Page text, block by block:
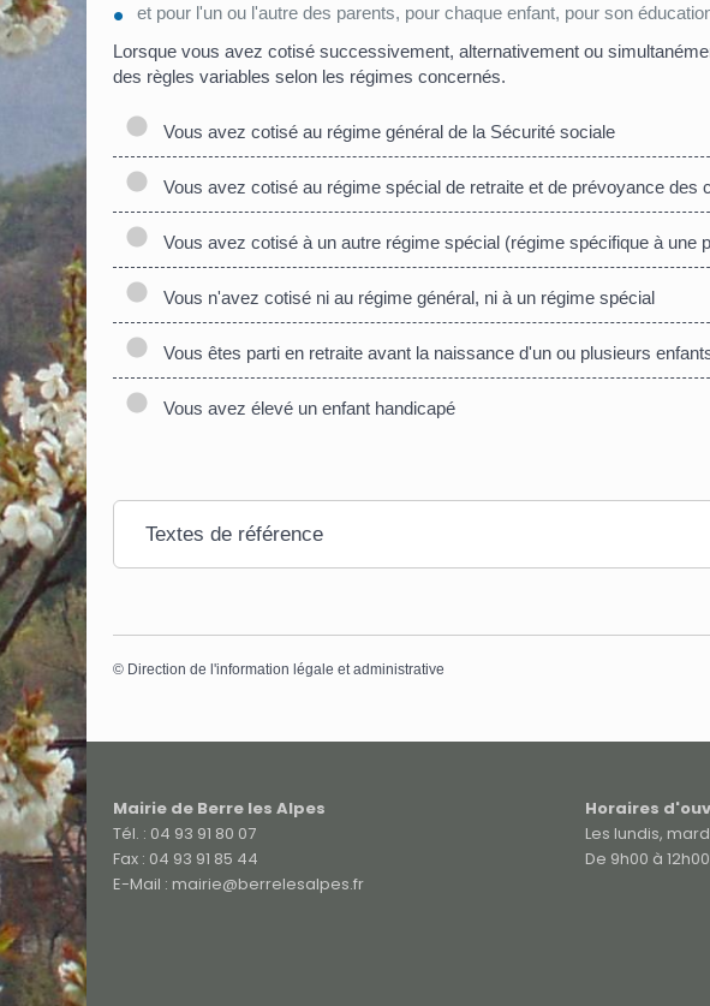
et pour l'un ou l'autre des parents, pour chaque enfant, pour son
Lorsque vous avez cotisé successivement, alternativement ou
des règles variables selon les régimes concernés.
Vous avez cotisé au régime général de la Sécurité sociale
Vous avez cotisé au régime spécial de retraite et de prévoyance
Vous avez cotisé à un autre régime spécial (régime spécifique à une
Vous n'avez cotisé ni au régime général, ni à un régime spécial
Vous êtes parti en retraite avant la naissance d'un ou plusieurs
Vous avez élevé un enfant handicapé
Textes de référence
© Direction de l'information légale et administrative
Mairie de Berre les Alpes
Tél. : 04 93 91 80 07
Fax : 04 93 91 85 44
E-Mail : mairie@berrelesalpes.fr
Horaires
Les lundis,
De 9h00 à